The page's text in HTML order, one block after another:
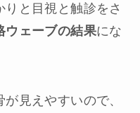
と目視と触診をさ
ウェーブの結果にな
見えやすいので、